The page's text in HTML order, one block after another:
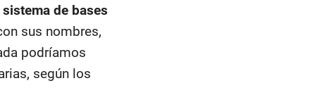
de bases
sus nombres,
podríamos
según los